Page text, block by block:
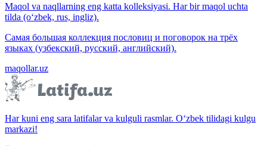
Maqol va naqllarning eng katta kolleksiyasi. Har bir maqol uchta
tilda (o‘zbek, rus, ingliz).
Самая большая коллекция пословиц и поговорок на трёх
языках (узбекский, русский, английский).
maqollar.uz
Har kuni eng sara latifalar va kulguli rasmlar. O‘zbek tilidagi kulgu
markazi!